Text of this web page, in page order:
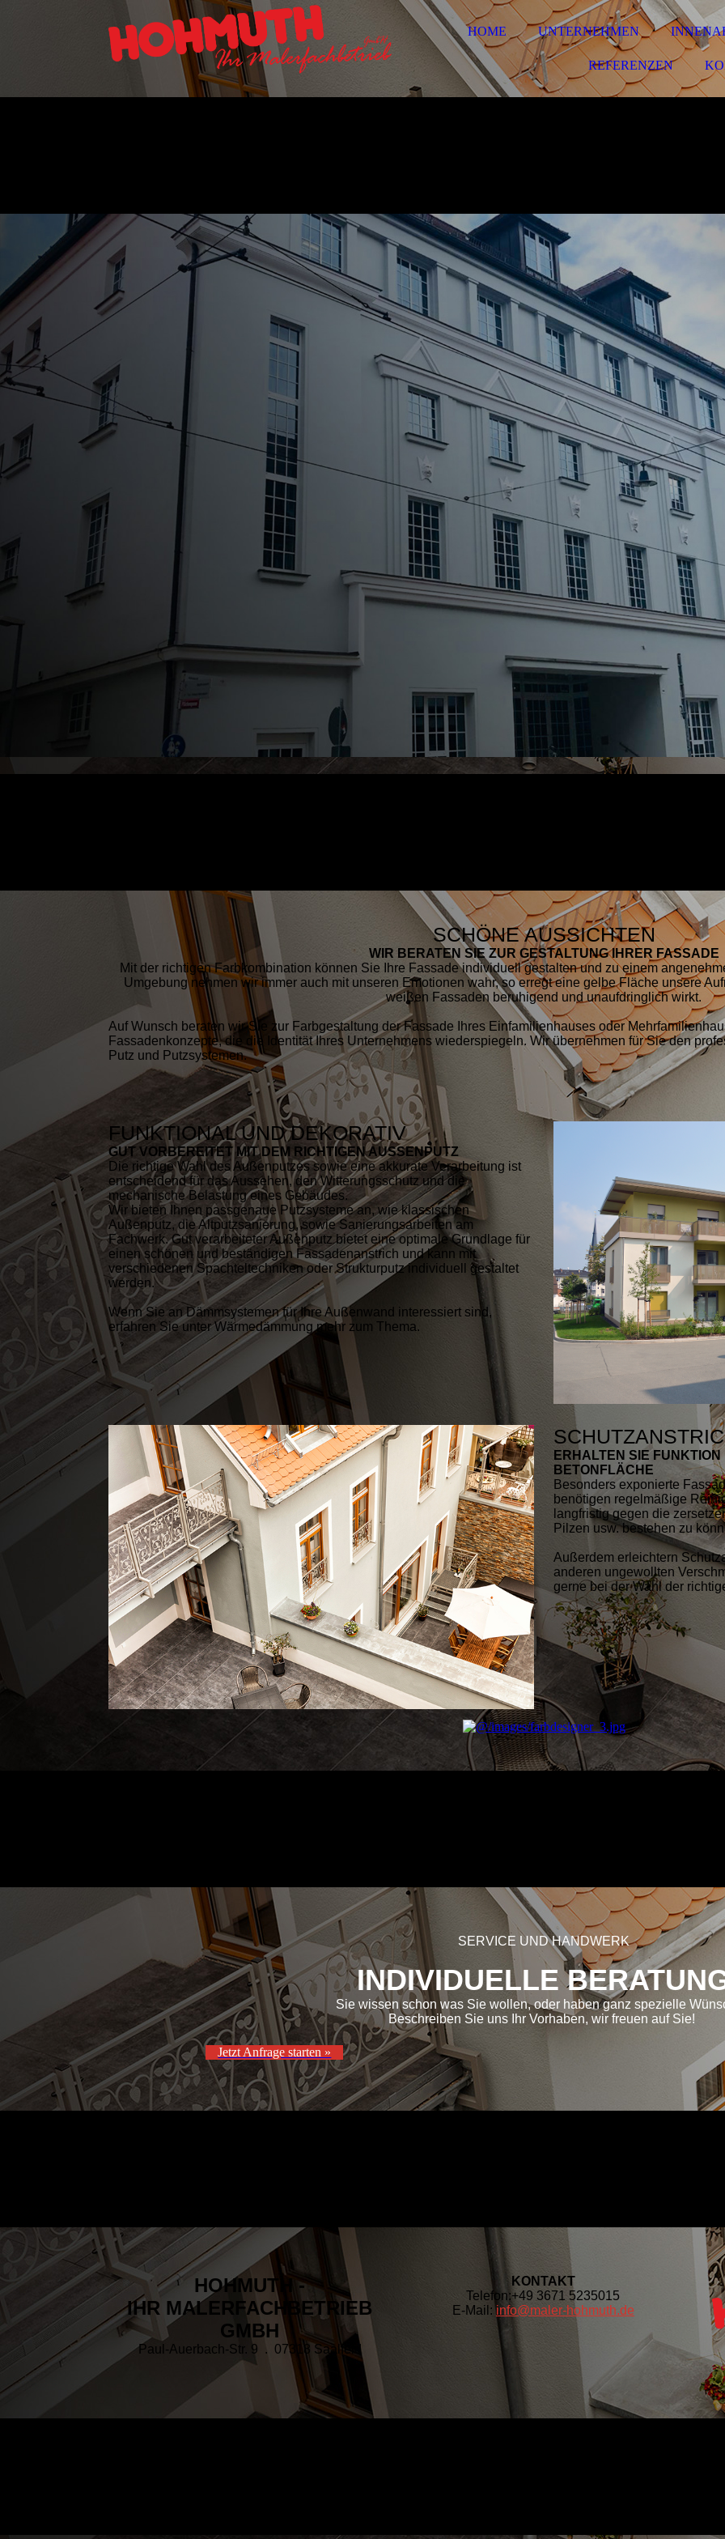
HOME UNTERNEHMEN
REFERENZEN
SCHÖNE AUSSICHTEN
WIR BERATEN SIE ZUR GESTALTUNG IHRER FASSADE
Mit der richtigen Farbkombination können Sie Ihre Fassade individuell gestalten und zu einem
Umgebung nehmen wir immer auch mit unseren Emotionen wahr, so erregt eine gelbe Fläche unsere
weißen Fassaden beruhigend und unaufdringlich wirkt.
Auf Wunsch beraten wir Sie zur Farbgestaltung der Fassade Ihres Einfamilienhauses oder
Fassadenkonzepte, die die Identität Ihres Unternehmens wiederspiegeln. Wir übernehmen für Sie den
Putz und Putzsystemen.
FUNKTIONAL UND DEKORATIV
GUT VORBEREITET MIT DEM RICHTIGEN AUSSENPUTZ
Die richtige Wahl des Außenputzes sowie eine akkurate Verarbeitung ist
entscheidend für das Aussehen, den Witterungsschutz und die
mechanische Belastung eines Gebäudes.
Wir bieten Ihnen passgenaue Putzsysteme an, wie klassischen
Außenputz, die Alt­putz­sanierung, sowie Sanierungsarbeiten am
Fachwerk. Gut verarbeiteter Außenputz bietet eine optimale Grundlage für
einen schönen und beständigen Fassadenanstrich und kann mit
verschiedenen Spachteltechniken oder Strukturputz individuell gestaltet
werden.
Wenn Sie an Dämmsystemen für Ihre Außenwand interessiert sind,
erfahren Sie unter Wärmedämmung mehr zum Thema.
ERHALTEN SIE
BETONFLÄCHE
Besonders exponierte
benötigen regelmäßige
langfristig gegen die
Pilzen usw. bestehen zu
Außerdem erleichtern
anderen ungewollten
gerne bei der Wahl der
SERVICE UND HANDWERK
INDIVIDUELLE
Sie wissen schon was Sie wollen, oder haben ganz spezielle
Beschreiben Sie uns Ihr Vorhaben, wir freuen auf Sie!
Jetzt Anfrage starten »
HOHMUTH -
IHR MALERFACHBETRIEB
GMBH
Paul-Auerbach-Str. 9 . 07318 Saalfeld
KONTAKT
Telefon:+49 3671 5235015
E-Mail: info@maler-hohmuth.de